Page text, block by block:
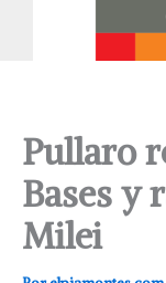
Pullaro
Bases y
Milei